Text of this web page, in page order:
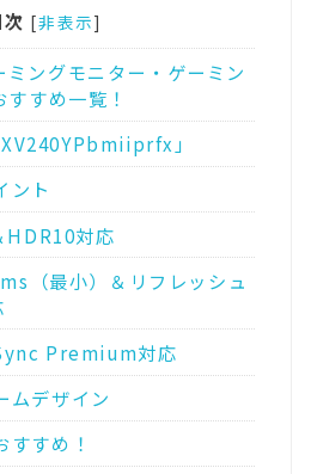
次 [非表示]
ミングモニター・ゲーミン
すめ一覧！
」
ント
HDR10対応
（最小）＆リフレッシュ
Premium対応
ムデザイン
すすめ！